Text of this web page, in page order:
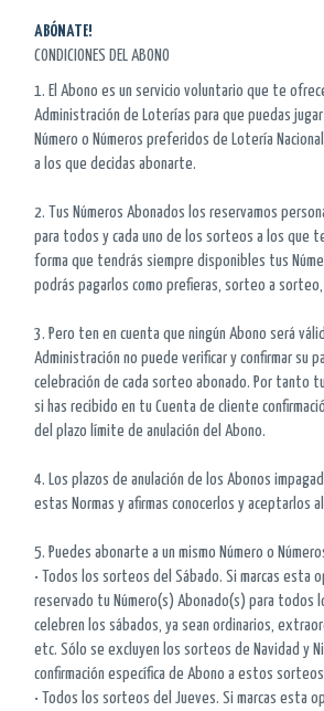
ABÓNATE!
CONDICIONES DEL ABONO
1. El Abono es un servicio voluntario que te
Administración de Loterías para que puedas
Número o Números preferidos de Lotería
a los que decidas abonarte.
2. Tus Números Abonados los reservamos
para todos y cada uno de los sorteos a los que
forma que tendrás siempre disponibles tus
podrás pagarlos como prefieras, sorteo a
3. Pero ten en cuenta que ningún Abono será
Administración no puede verificar y confirmar su
celebración de cada sorteo abonado. Por tanto
si has recibido en tu Cuenta de cliente
del plazo límite de anulación del Abono.
4. Los plazos de anulación de los Abonos
estas Normas y afirmas conocerlos y aceptarlos
5. Puedes abonarte a un mismo Número o
• Todos los sorteos del Sábado. Si marcas esta
reservado tu Número(s) Abonado(s) para todos
celebren los sábados, ya sean ordinarios,
etc. Sólo se excluyen los sorteos de Navidad y
confirmación específica de Abono a estos
• Todos los sorteos del Jueves. Si marcas esta